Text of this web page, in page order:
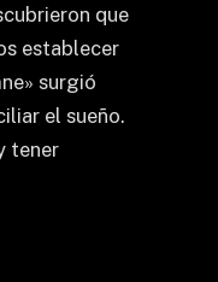
que
establecer
surgió
el sueño.
tener